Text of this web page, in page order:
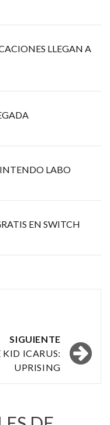
LLEGAN A
LABO
EN SWITCH
SIGUIENTE
KID ICARUS:
UPRISING